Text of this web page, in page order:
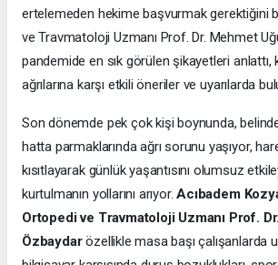
ertelemeden hekime başvurmak gerektiğini
ve Travmatoloji Uzmanı Prof. Dr. Mehmet
pandemide en sık görülen şikayetleri anlattı,
ağrılarına karşı etkili öneriler ve uyarılarda
Son dönemde pek çok kişi boynunda,
hatta parmaklarında ağrı sorunu yaşıyor,
kısıtlayarak günlük yaşantısını olumsuz
kurtulmanın yollarını arıyor.Acıbadem
Ortopedi ve Travmatoloji Uzmanı Prof.
Özbaydarözellikle masa başı çalışanlarda